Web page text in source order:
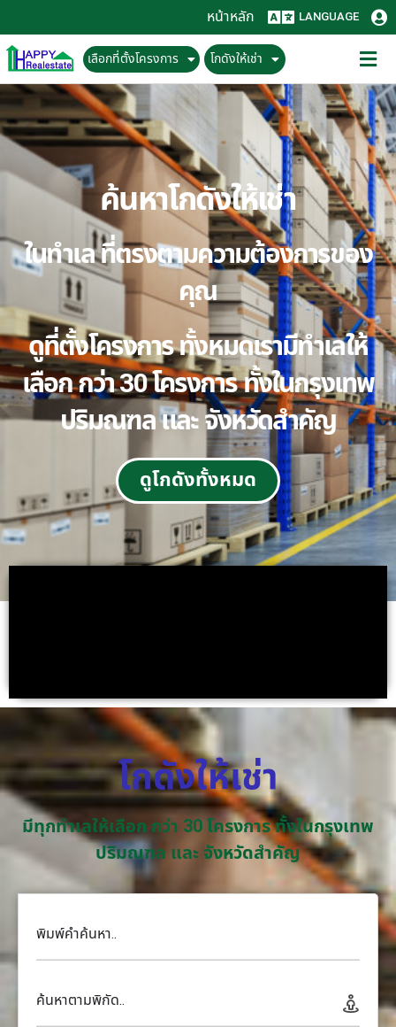
หน้าหลัก LANGUAGE
เลือกที่ตั้งโครงการ โกดังให้เช่า
ค้นหาโกดังให้เช่า
ในทำเล ที่ตรงตามความต้องการของ
คุณ
ดูที่ตั้งโครงการ ทั้งหมดเรามีทำเลให้
เลือก กว่า 30 โครงการ ทั้งในกรุงเทพ
ปริมณฑล และ จังหวัดสำคัญ
ดูโกดังทั้งหมด
โกดังให้เช่า
มีทุกทำเลให้เลือก กว่า 30 โครงการ ทั้งในกรุงเทพ
ปริมณฑล และ จังหวัดสำคัญ
พิมพ์คำค้นหา..
ค้นหาตามพิกัด..